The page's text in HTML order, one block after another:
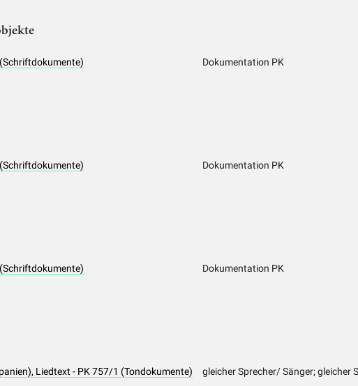
Dokumentation PK
Dokumentation PK
Dokumentation PK
Liedtext - PK 757/1 (Tondokumente) gleicher Sprecher/ Sänger; gleicher